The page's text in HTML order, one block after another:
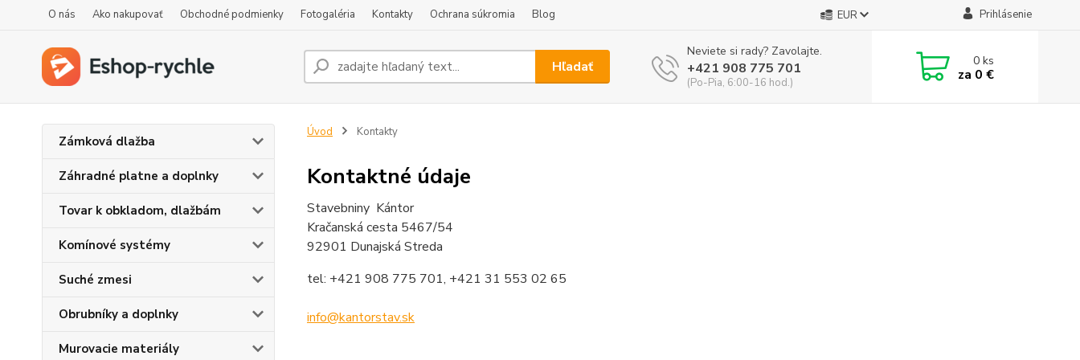
O nás Ako nakupovať Obchodné podmienky Fotogaléria Kontakty Ochrana súkromia Blog EUR Prihlásenie
Hľadať
Neviete si rady? Zavolajte.
+421 908 775 701
(Po-Pia, 6:00-16 hod.)
0ks
za 0 €
Zámková dlažba
Záhradné platne a doplnky
Tovar k obkladom, dlažbám
Komínové systémy
Suché zmesi
Obrubníky a doplnky
Murovacie materiály
Úvod Kontakty
Kontaktné údaje
Stavebniny Kántor
Kračanská cesta 5467/54
92901 Dunajská Streda
tel: +421 908 775 701, +421 31 553 02 65
info@kantorstav.sk